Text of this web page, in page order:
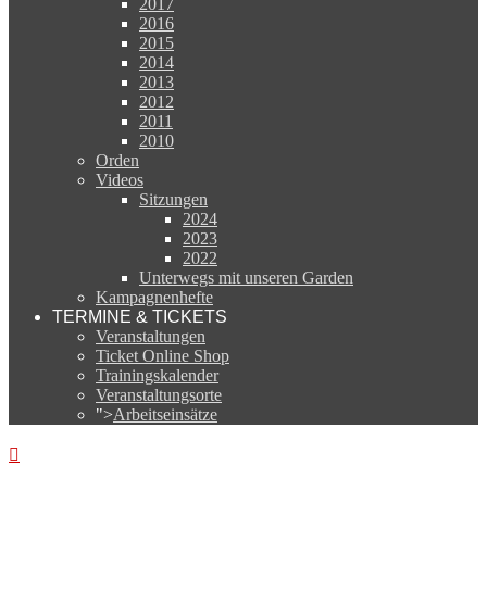
2016
2015
2014
2013
2012
2011
2010
Orden
Videos
Sitzungen
2024
2023
2022
Unterwegs mit unseren Garden
Kampagnenhefte
TERMINE & TICKETS
Veranstaltungen
Ticket Online Shop
Trainingskalender
Veranstaltungsorte
">Arbeitseinsätze